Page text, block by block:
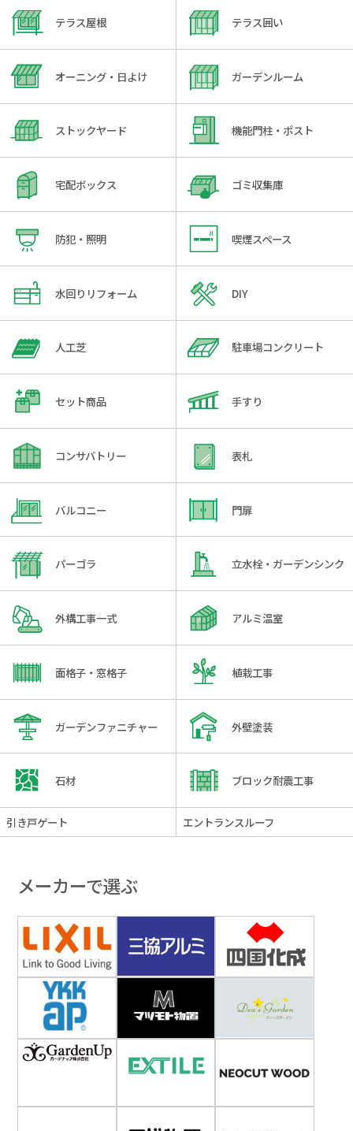
テラス屋根 テラス囲い
オーニング・日よけ ガーデンルーム
ストックヤード 機能門柱・ポスト
宅配ボックス ゴミ収集庫
防犯・照明 喫煙スペース
水回りリフォーム DIY
人工芝 駐車場コンクリート
セット商品 手すり
コンサバトリー 表札
バルコニー 門扉
パーゴラ 立水栓・ガーデンシンク
外構工事一式 アルミ温室
面格子・窓格子 植栽工事
ガーデンファニチャー 外壁塗装
石材 ブロック耐震工事
引き戸ゲート エントランスルーフ
メーカーで選ぶ